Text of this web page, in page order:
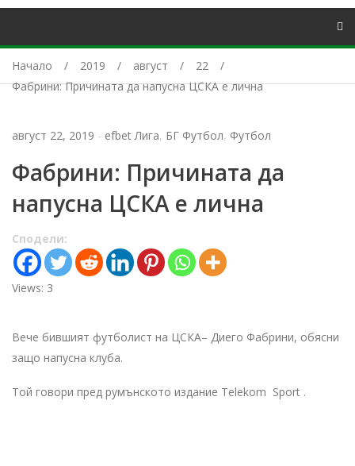
Начало 2019 август
22
Фабрини: Причината да напусна ЦСКА е лична
август 22, 2019 - efbet Лига, БГ Футбол, Футбол
Фабрини: Причината да
напусна ЦСКА е лична
Сподели:
Views: 3
Вече бившият футболист на ЦСКА– Диего Фабрини, обясни
защо напусна клуба.
Той говори пред румънското издание Telekom Sport .